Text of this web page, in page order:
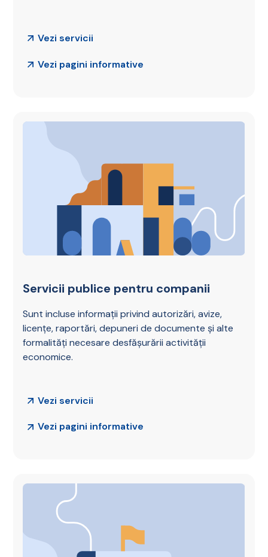
Vezi servicii
Vezi pagini informative
Servicii publice pentru companii
Sunt incluse informații privind autorizări, avize,
licențe, raportări, depuneri de documente și alte
formalități necesare desfășurării activității
economice.
Vezi servicii
Vezi pagini informative